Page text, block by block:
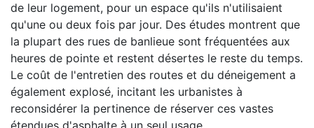
de leur logement, pour un espace qu'ils n'utilisaient
qu'une ou deux fois par jour. Des études montrent que
la plupart des rues de banlieue sont fréquentées aux
heures de pointe et restent désertes le reste du temps.
Le coût de l'entretien des routes et du déneigement a
également explosé, incitant les urbanistes à
reconsidérer la pertinence de réserver ces vastes
étendues d'asphalte à un seul usage.